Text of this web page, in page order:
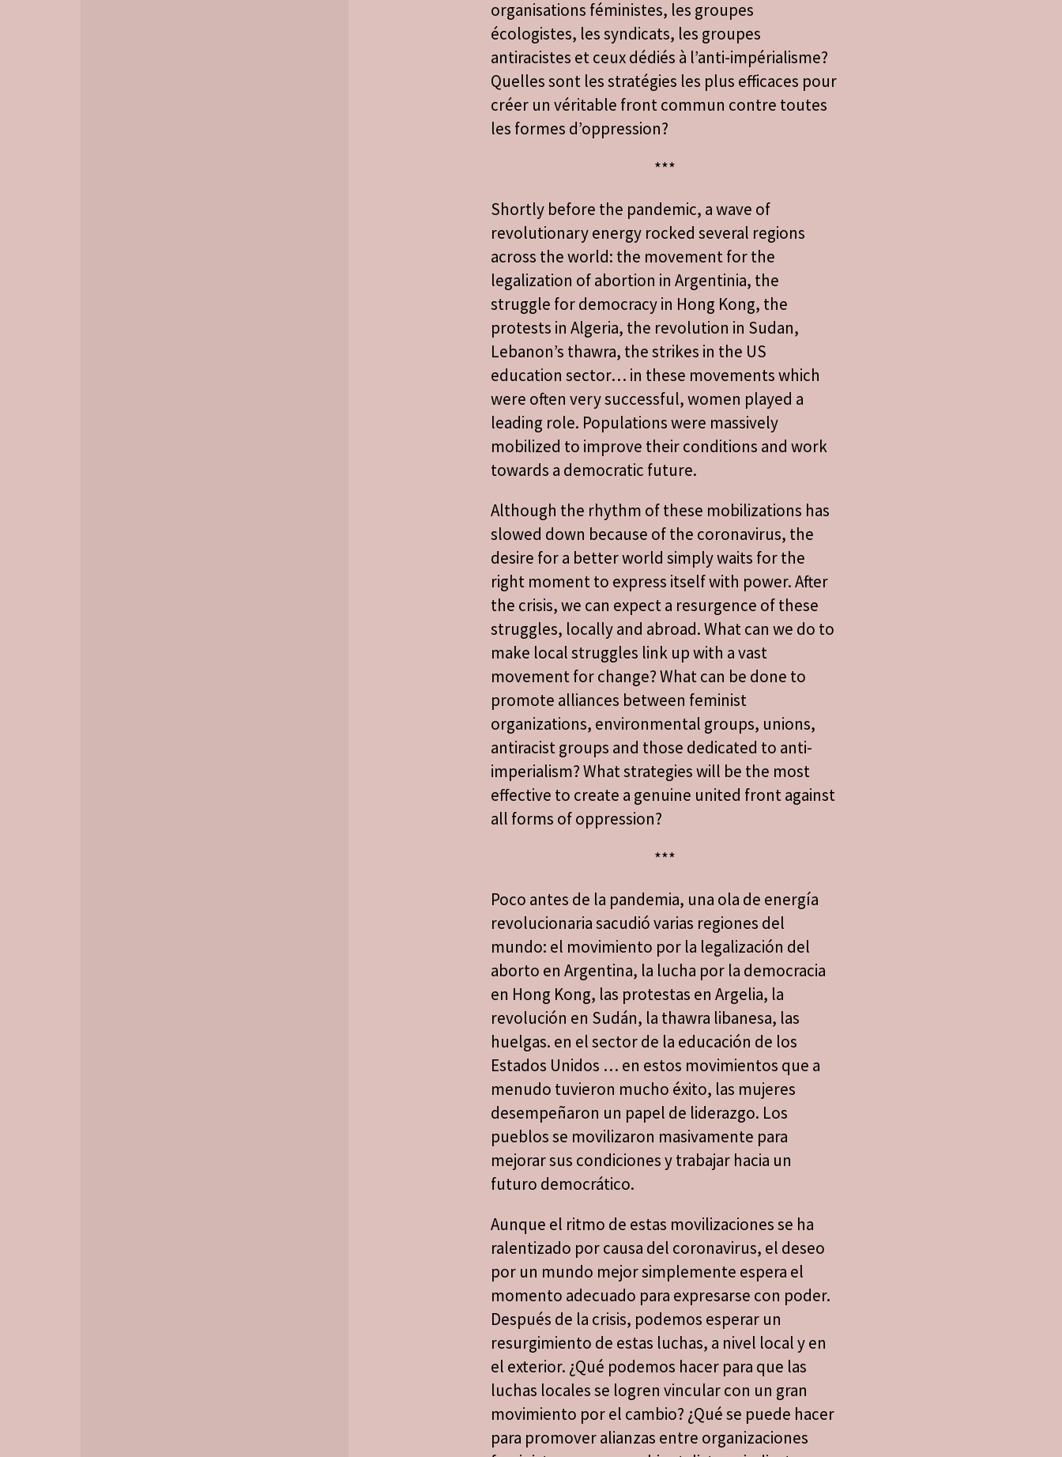
organisations féministes, les groupes
écologistes, les syndicats, les groupes
antiracistes et ceux dédiés à l’anti-impérialisme?
Quelles sont les stratégies les plus efficaces pour
créer un véritable front commun contre toutes
les formes d’oppression?
***
Shortly before the pandemic, a wave of
revolutionary energy rocked several regions
across the world: the movement for the
legalization of abortion in Argentinia, the
struggle for democracy in Hong Kong, the
protests in Algeria, the revolution in Sudan,
Lebanon’s thawra, the strikes in the US
education sector… in these movements which
were often very successful, women played a
leading role. Populations were massively
mobilized to improve their conditions and work
towards a democratic future.
Although the rhythm of these mobilizations has
slowed down because of the coronavirus, the
desire for a better world simply waits for the
right moment to express itself with power. After
the crisis, we can expect a resurgence of these
struggles, locally and abroad. What can we do to
make local struggles link up with a vast
movement for change? What can be done to
promote alliances between feminist
organizations, environmental groups, unions,
antiracist groups and those dedicated to anti-
imperialism? What strategies will be the most
effective to create a genuine united front against
all forms of oppression?
***
Poco antes de la pandemia, una ola de energía
revolucionaria sacudió varias regiones del
mundo: el movimiento por la legalización del
aborto en Argentina, la lucha por la democracia
en Hong Kong, las protestas en Argelia, la
revolución en Sudán, la thawra libanesa, las
huelgas. en el sector de la educación de los
Estados Unidos … en estos movimientos que a
menudo tuvieron mucho éxito, las mujeres
desempeñaron un papel de liderazgo. Los
pueblos se movilizaron masivamente para
mejorar sus condiciones y trabajar hacia un
futuro democrático.
Aunque el ritmo de estas movilizaciones se ha
ralentizado por causa del coronavirus, el deseo
por un mundo mejor simplemente espera el
momento adecuado para expresarse con poder.
Después de la crisis, podemos esperar un
resurgimiento de estas luchas, a nivel local y en
el exterior. ¿Qué podemos hacer para que las
luchas locales se logren vincular con un gran
movimiento por el cambio? ¿Qué se puede hacer
para promover alianzas entre organizaciones